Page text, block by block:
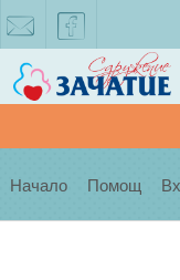
facebook
Начало Помощ